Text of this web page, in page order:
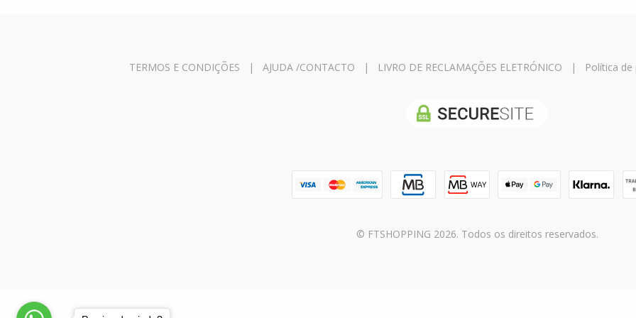
TERMOS E CONDIÇÕES | AJUDA /CONTACTO | LIVRO DE RECLAMAÇÕES ELETRÓNICO | Política de
© FTSHOPPING 2026. Todos os direitos reservados.